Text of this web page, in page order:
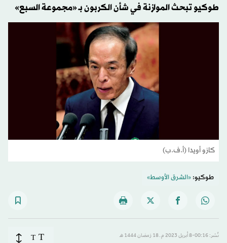
طوكيو تبحث الموازنة في شأن الكربون بـ «مجموعة السبع»
كازو أويدا (أ.ف.ب)
طوكيو:«الشرق الأوسط»
نُشر: 00:16-8 أبريل 2023 م ـ 18 رَمضان 1444 هـ T
T